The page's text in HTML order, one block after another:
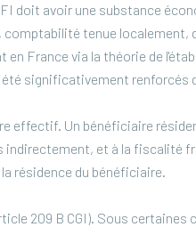
doit avoir une substance
tenue localement,
France via la théorie de
significativement renforcés
effectif. Un bénéficiaire
et à la fiscalité
résidence du bénéficiaire.
209 B CGI). Sous